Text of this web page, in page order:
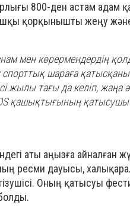
800-ден астам адам
қорқынышты жеңу
мен көрермендердің
спорттық шараға
жылы тағы да келіп, жаңа
қашықтығының
аты аңызға айналған
ресми дауысы,
Оның қатысуы